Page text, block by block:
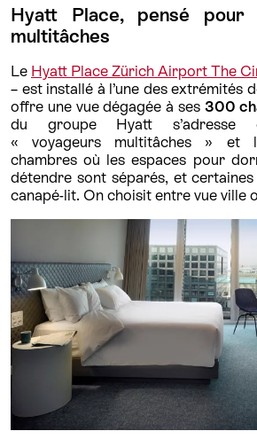
Hyatt Place, pensé pour
multitâches
Le Hyatt Place Zürich Airport The
– est installé à l’une des extrémités
offre une vue dégagée à ses 300
du groupe Hyatt
« voyageurs multitâches » et
chambres où les espaces pour
détendre sont séparés, et certaines
canapé-lit. On choisit entre vue ville